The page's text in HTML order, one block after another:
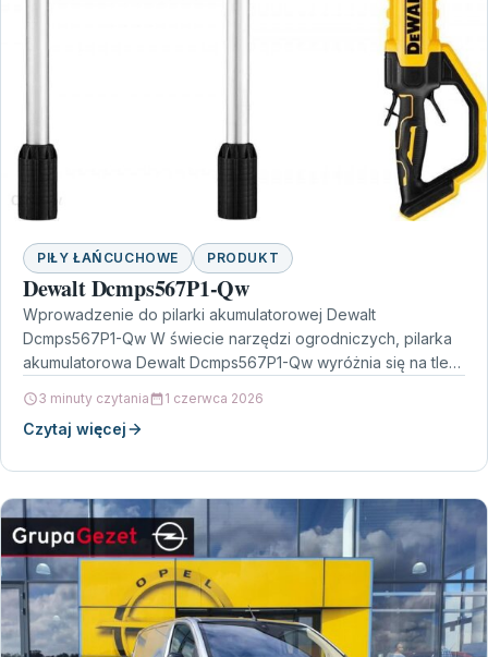
PIŁY ŁAŃCUCHOWE PRODUKT
Dewalt Dcmps567P1-Qw
Wprowadzenie do pilarki akumulatorowej Dewalt
Dcmps567P1-Qw W świecie narzędzi ogrodniczych, pilarka
akumulatorowa Dewalt Dcmps567P1-Qw wyróżnia się na tle
3 minuty czytania 1 czerwca 2026
Czytaj więcej